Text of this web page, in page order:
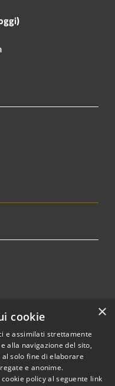
© 2026 • Comune di
×
cookie
e assimilati strettamente
alla navigazione del sito,
solo fine di elaborare
e anonime.
policy al seguente link